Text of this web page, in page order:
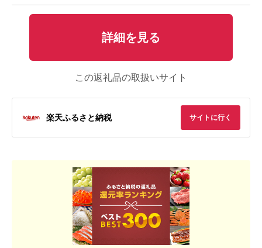
詳細を見る
この返礼品の取扱いサイト
楽天ふるさと納税 サイトに行く